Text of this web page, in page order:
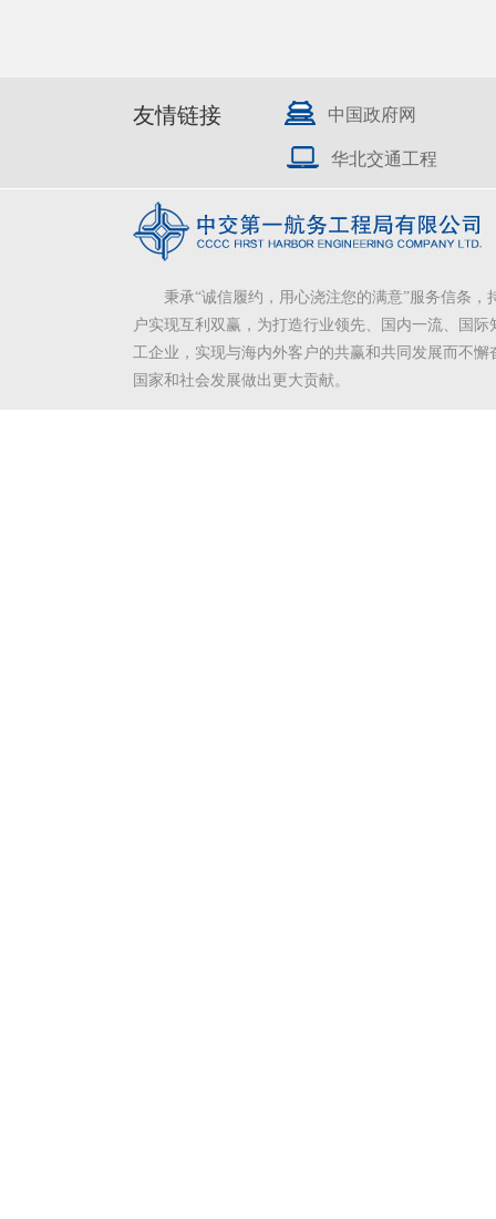
友情链接 中国政府网
华北交通工程
秉承“诚信履约，用心浇注您的满意”服务信条，
户实现互利双赢，为打造行业领先、国内一流、国际
工企业，实现与海内外客户的共赢和共同发展而不懈
国家和社会发展做出更大贡献。